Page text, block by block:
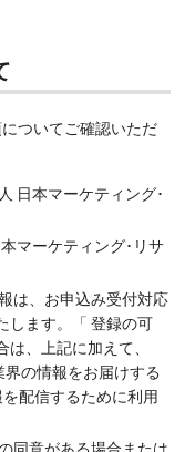
ついてご確認いただ
日本マーケティング･
マーケティング･リサ
は、お申込み受付対応
します。「 登録の可
、上記に加えて、
の情報をお届けする
配信するために利用